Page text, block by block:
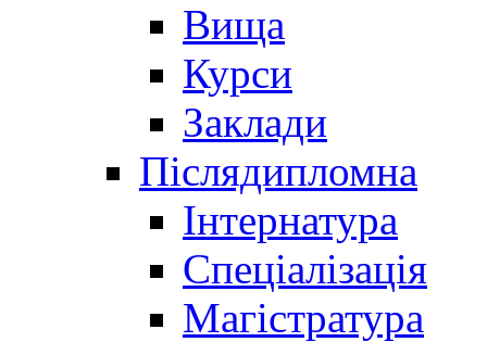
Вища
Курси
Заклади
Післядипломна
Інтернатура
Спеціалізація
Магістратура